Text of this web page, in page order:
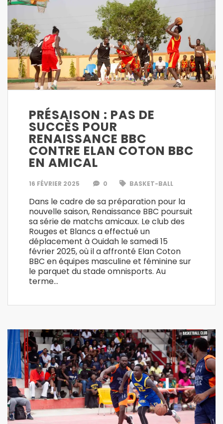
PRÉSAISON : PAS DE
SUCCÈS POUR
RENAISSANCE BBC
CONTRE ELAN COTON BBC
EN AMICAL
16 FÉVRIER 2025 0 BASKET-BALL
Dans le cadre de sa préparation pour la
nouvelle saison, Renaissance BBC poursuit
sa série de matchs amicaux. Le club des
Rouges et Blancs a effectué un
déplacement à Ouidah le samedi 15
février 2025, où il a affronté Elan Coton
BBC en équipes masculine et féminine sur
le parquet du stade omnisports. Au
terme…